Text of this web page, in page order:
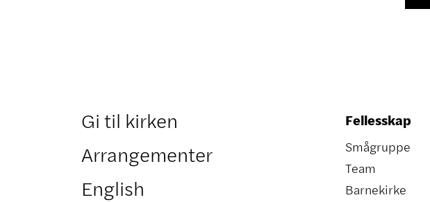
Gi til kirken
Arrangementer
English
Fellesskap
Smågruppe
Team
Barnekirke